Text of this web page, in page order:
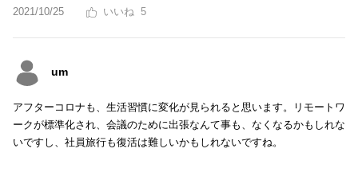
2021/10/25 5
um
アフターコロナも、生活習慣に変化が見られると思います。リモートワ
ークが標準化され、会議のために出張なんて事も、なくなるかもしれな
いですし、社員旅行も復活は難しいかもしれないですね。